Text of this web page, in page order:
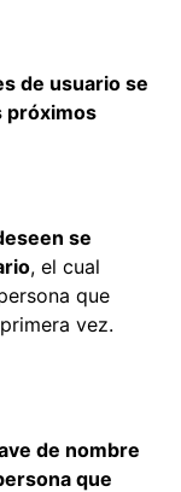
de usuario se
próximos
se
, el cual
que
vez.
de nombre
que